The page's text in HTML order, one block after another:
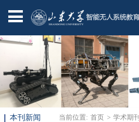
本刊新闻 当前位置:首页 >学术期刊